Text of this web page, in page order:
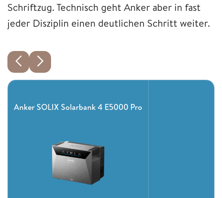
Schriftzug. Technisch geht Anker aber in fast
jeder Disziplin einen deutlichen Schritt weiter.
Anker SOLIX Solarbank 4 E5000 Pro